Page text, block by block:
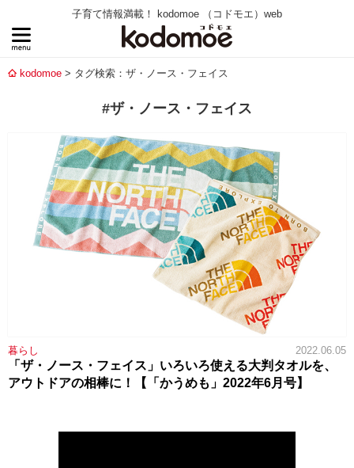
子育て情報満載！ kodomoe （コドモエ）web
kodomoe タグ検索：ザ・ノース・フェイス
#ザ・ノース・フェイス
暮らし 2022.06.05
「ザ・ノース・フェイス」いろいろ使える大判タオルを、
アウトドアの相棒に！【「かうめも」2022年6月号】